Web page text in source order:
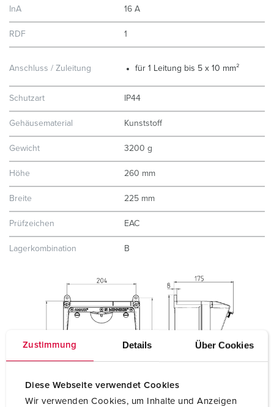
Zustimmung Details Über Cookies
Diese Webseite verwendet Cookies
Wir verwenden Cookies, um Inhalte und Anzeigen
InA 16 A
RDF 1
Anschluss / Zuleitung für 1 Leitung bis 5 x 10 mm²
Schutzart IP44
Gehäusematerial Kunststoff
Gewicht 3200 g
Höhe 260 mm
Breite 225 mm
Prüfzeichen EAC
Lagerkombination B